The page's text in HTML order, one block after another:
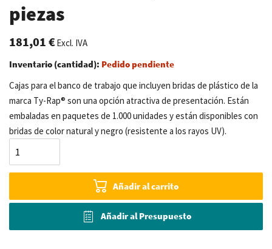
piezas
181,01 €Excl. IVA
Inventario (cantidad): Pedido pendiente
Cajas para el banco de trabajo que incluyen bridas de plástico de la
marca Ty-Rap® son una opción atractiva de presentación. Están
embaladas en paquetes de 1.000 unidades y están disponibles con
bridas de color natural y negro (resistente a los rayos UV).
Añadir al carrito
Añadir al Presupuesto